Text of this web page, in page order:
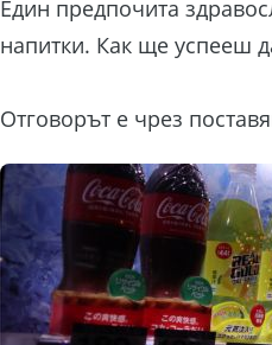
Един предпочита
напитки. Как ще успееш
Отговорът е чрез